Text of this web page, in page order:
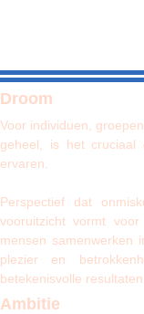
Droom
Voor individuen,
geheel, is het
ervaren.
Perspectief dat
vooruitzichtvormt
mensen samenwerken
plezier en
betekenisvolle resultaten.
Ambitie